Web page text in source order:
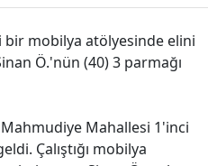
bir mobilya atölyesinde elini
Ö.'nün (40) 3 parmağı
Mahmudiye Mahallesi 1'inci
Çalıştığı mobilya